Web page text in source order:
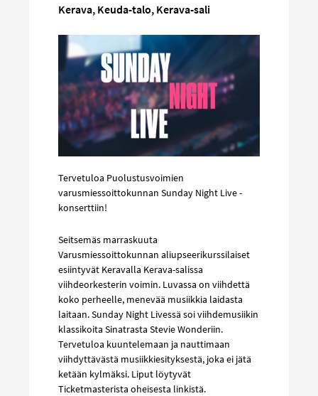
Kerava, Keuda-talo, Kerava-sali
Tervetuloa Puolustusvoimien
varusmiessoittokunnan Sunday Night Live -
konserttiin!
Seitsemäs marraskuuta
Varusmiessoittokunnan aliupseerikurssilaiset
esiintyvät Keravalla Kerava-salissa
viihdeorkesterin voimin. Luvassa on viihdettä
koko perheelle, menevää musiikkia laidasta
laitaan. Sunday Night Livessä soi viihdemusiikin
klassikoita Sinatrasta Stevie Wonderiin.
Tervetuloa kuuntelemaan ja nauttimaan
viihdyttävästä musiikkiesityksestä, joka ei jätä
ketään kylmäksi. Liput löytyvät
Ticketmasterista oheisesta linkistä.